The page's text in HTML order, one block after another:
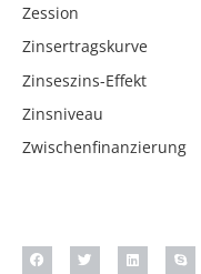
Zession
Zinsertragskurve
Zinseszins-Effekt
Zinsniveau
Zwischenfinanzierung